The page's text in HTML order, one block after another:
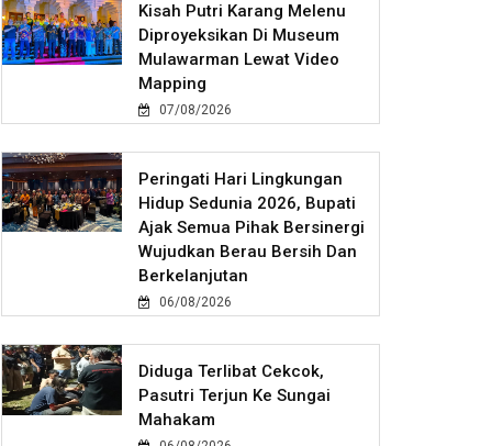
Kisah Putri Karang Melenu
Diproyeksikan Di Museum
Mulawarman Lewat Video
Mapping
07/08/2026
Peringati Hari Lingkungan
Hidup Sedunia 2026, Bupati
Ajak Semua Pihak Bersinergi
Wujudkan Berau Bersih Dan
Berkelanjutan
06/08/2026
Diduga Terlibat Cekcok,
Pasutri Terjun Ke Sungai
Mahakam